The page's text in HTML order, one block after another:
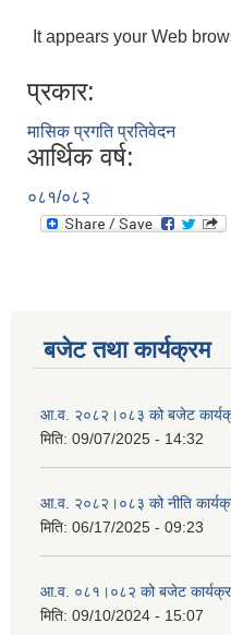
It appears your Web
प्रकार:
मासिक प्रगति प्रतिवेदन
आर्थिक वर्ष:
०८१/०८२
बजेट तथा कार्यक्रम
आ.व. २०८२।०८३ को बजेट
मिति: 09/07/2025 - 14:32
आ.व. २०८२।०८३ को नीति
मिति: 06/17/2025 - 09:23
आ.व. ०८१।०८२ को बजेट
मिति: 09/10/2024 - 15:07